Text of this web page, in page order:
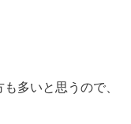
多いと思うので、